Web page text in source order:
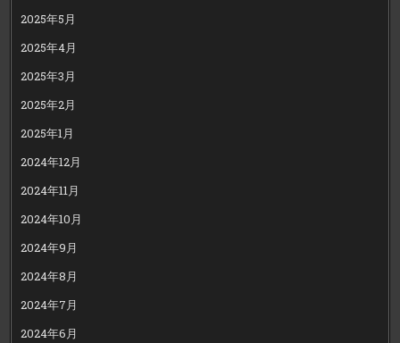
2025年5月
2025年4月
2025年3月
2025年2月
2025年1月
2024年12月
2024年11月
2024年10月
2024年9月
2024年8月
2024年7月
2024年6月